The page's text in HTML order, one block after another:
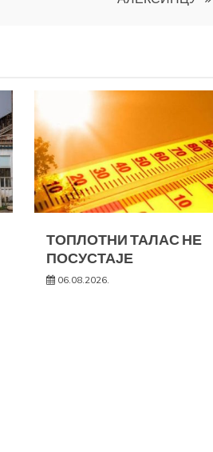
ТОПЛОТНИ ТАЛАС НЕ
ПОСУСТАЈЕ
06.08.2026.